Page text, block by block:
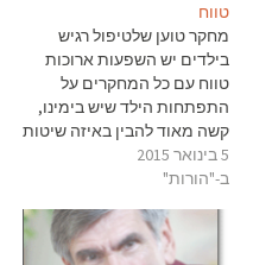
טווח
מחקר טוען שלטיפול רגיש
בילדים יש השפעות ארוכות
טווח עם כל המחקרים על
התפתחות הילד שיש בימינו,
קשה מאוד להבין באיזה שיטות
כדאי לבחור. להיות הורי
הליקופטר? לאסור צפייה
קבועות? אבל מחקר חדש רומז
שהורים עשויים לרצות
5 בינואר 2015
ב-"הורות"